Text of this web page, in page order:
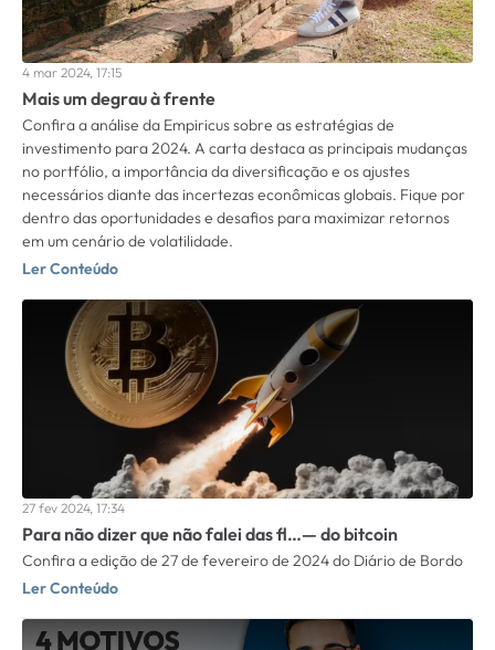
4 mar 2024, 17:15
Mais um degrau à frente
Confira a análise da Empiricus sobre as estratégias de
investimento para 2024. A carta destaca as principais mudanças
no portfólio, a importância da diversificação e os ajustes
necessários diante das incertezas econômicas globais. Fique por
dentro das oportunidades e desafios para maximizar retornos
em um cenário de volatilidade.
Ler Conteúdo
27 fev 2024, 17:34
Para não dizer que não falei das fl…— do bitcoin
Confira a edição de 27 de fevereiro de 2024 do Diário de Bordo
Ler Conteúdo